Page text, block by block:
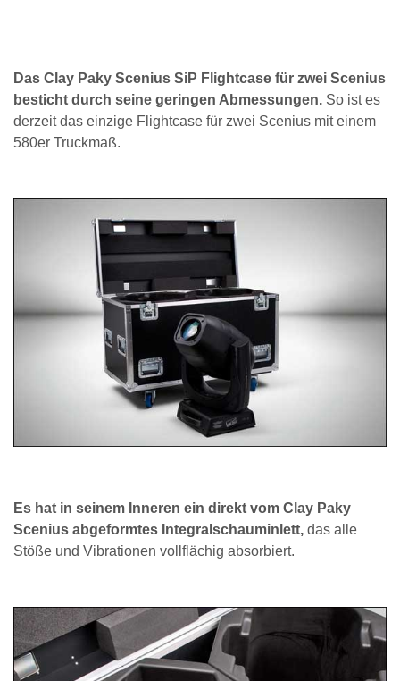
Das Clay Paky Scenius SiP Flightcase für zwei Scenius
besticht durch seine geringen Abmessungen. So ist es
derzeit das einzige Flightcase für zwei Scenius mit einem
580er Truckmaß.
Es hat in seinem Inneren ein direkt vom Clay Paky
Scenius abgeformtes Integralschauminlett, das alle
Stöße und Vibrationen vollflächig absorbiert.